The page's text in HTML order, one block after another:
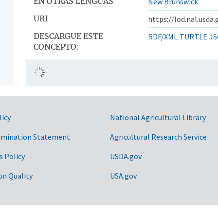
URI
https://
DESCARGUE ESTE
CONCEPTO:
RDF/XML TURTLE
Statement
Policy
Quality
National Agricultural Library
Agricultural Research Service
USDA.gov
USA.gov